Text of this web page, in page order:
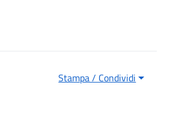
Stampa / Condividi